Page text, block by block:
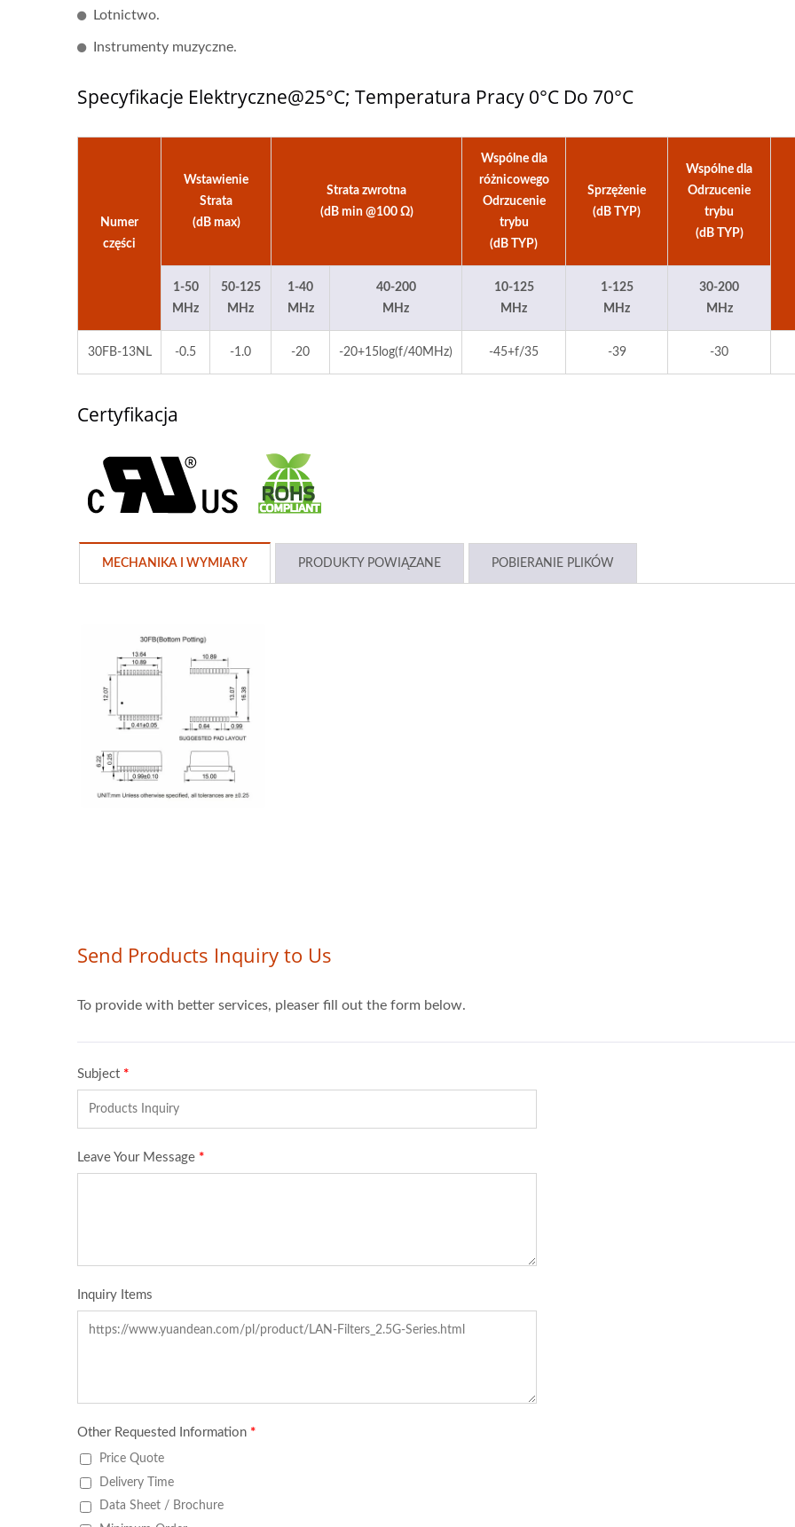
Lotnictwo.
Instrumenty muzyczne.
Specyfikacje Elektryczne@25°C; Temperatura Pracy 0°C Do 70°C
Numer
części
Wstawienie
Strata
(dB max)
Strata zwrotna
(dB min @100 Ω)
Wspólne dla
różnicowego
Odrzucenie
trybu
(dB TYP)
Sprzężenie
(dB TYP)
Wspólne dla
Odrzucenie
trybu
(dB TYP)
1-50
MHz
50-125
MHz
1-40
MHz
40-200
MHz
10-125
MHz
1-125
MHz
30-200
MHz
30FB-13NL -0.5 -1.0 -20 -20+15log(f/40MHz) -45+f/35 -39 -30
Certyfikacja
MECHANIKA I WYMIARY PRODUKTY POWIĄZANE POBIERANIE PLIKÓW
Przetwornik DC-DC Typu